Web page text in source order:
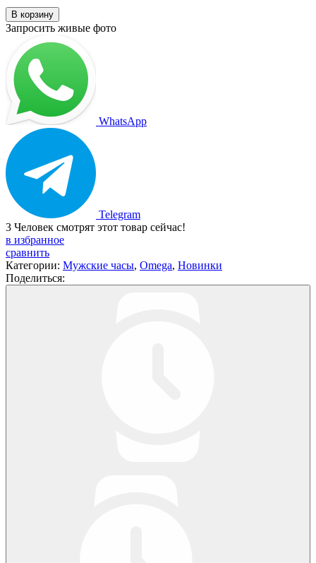
В корзину
Запросить живые фото
WhatsApp
Telegram
3 Человек смотрят этот товар сейчас!
в избранное
сравнить
Категории: Мужские часы, Omega, Новинки
Поделиться: